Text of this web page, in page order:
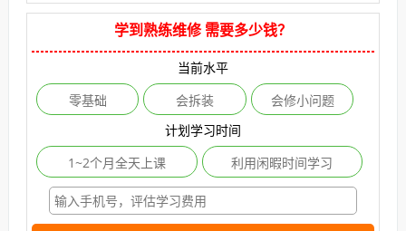
学到熟练维修 需要多少钱？
当前水平
零基础
会拆装
会修小问题
计划学习时间
1~2个月全天上课
利用闲暇时间学习